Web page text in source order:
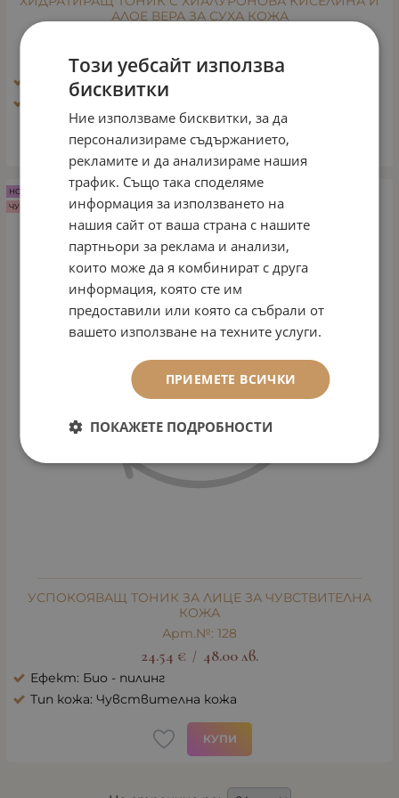
АЛОЕ ВЕРА ЗА СУХА КОЖА
24.54€ 48.00 лв.
Ефект: Почистване
КУПИ
УСПОКОЯВАЩ ТОНИК ЗА ЛИЦЕ ЗА ЧУВСТВИТЕЛНА
КОЖА
Арт.№: 128
24.54 € / 48.00 лв.
Ефект: Био - пилинг
Тип кожа: Чувствителна кожа
КУПИ
НОВО
ЧУВСТВИТЕЛНА КОЖА
Този уебсайт използва
бисквитки
Ние използваме бисквитки, за да
персонализираме съдържанието,
рекламите и да анализираме нашия
трафик. Също така споделяме
информация за използването на
нашия сайт от ваша страна с нашите
партньори за реклама и анализи,
които може да я комбинират с друга
информация, която сте им
предоставили или която са събрали от
вашето използване на техните услуги.
ПРИЕМЕТЕ ВСИЧКИ
ПОКАЖЕТЕ ПОДРОБНОСТИ